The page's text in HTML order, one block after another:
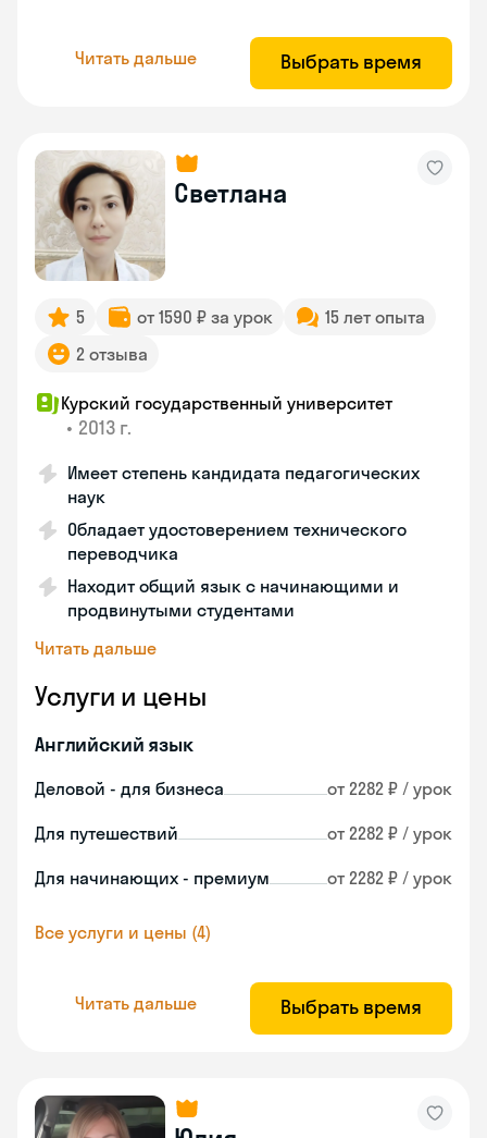
Читать дальше Выбрать время
Светлана
5 от 1590 ₽ за урок
15 лет опыта
2 отзыва
Курский государственный университет
• 2013 г.
Имеет степень кандидата педагогических
наук
Обладает удостоверением технического
переводчика
Находит общий язык с начинающими и
продвинутыми студентами
Читать дальше
Услуги и цены
Английский язык
Деловой - для бизнеса от 2282 ₽ / урок
Для путешествий от 2282 ₽ / урок
Для начинающих - премиум от 2282 ₽ / урок
Все услуги и цены (4)
Читать дальше Выбрать время